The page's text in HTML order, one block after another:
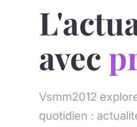
avec
Vsmm2012
quotidien :